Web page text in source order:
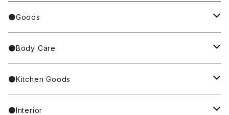
Richard Scarry/リチャード・スキャリー
Palnart Poc
4F Palnart Poc（cat）
Hannah Turner
Casselini/HEY! Mrs ROSE
BETTY BOOP
PINGU
ノンタン
SNOOPY／スヌーピー
rabbit／うさぎ
Tote Bag
Other Bag
Pouch
Handkerchief／Towel／TENUGUI
Socks
Stole／Muffler
earrings／ピアス
clip on earrings／イヤリング
ear cuff／イヤーカフ
necklace／ネックレス
●Goods
Mirror
ornaments／accessory case
toys／stuffed toy
●Body Care
hand soap
hand cream
●Kitchen Goods
tableware
●Interior